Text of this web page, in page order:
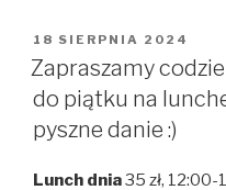
OPUBLIKOWANE
W
18 SIERPNIA 2024
Zapraszamy
do piątku na
pyszne danie :)
Lunch dnia35 zł, 12:00-